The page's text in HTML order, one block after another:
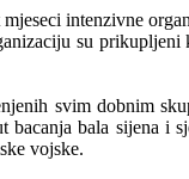
intenzivne
su
svim dobnim
bala sijena i
vojske.